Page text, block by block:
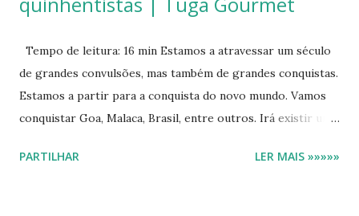
Tempo de leitura: 16 min Estamos a atravessar um século
de grandes convulsões, mas também de grandes conquistas.
Estamos a partir para a conquista do novo mundo. Vamos
conquistar Goa, Malaca, Brasil, entre outros. Irá existir uma
perder a independência por algumas décadas.
PARTILHAR LER MAIS »»»»»